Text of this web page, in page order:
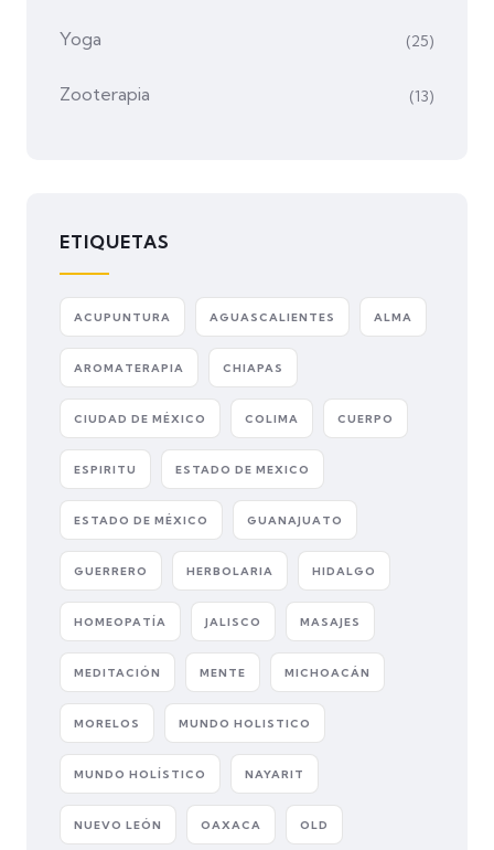
Yoga (25)
Zooterapia (13)
ETIQUETAS
ACUPUNTURA AGUASCALIENTES ALMA
AROMATERAPIA CHIAPAS
CIUDAD DE MÉXICO COLIMA CUERPO
ESPIRITU ESTADO DE MEXICO
ESTADO DE MÉXICO GUANAJUATO
GUERRERO HERBOLARIA HIDALGO
HOMEOPATÍA JALISCO MASAJES
MEDITACIÓN MENTE MICHOACÁN
MORELOS MUNDO HOLISTICO
MUNDO HOLÍSTICO NAYARIT
NUEVO LEÓN OAXACA OLD